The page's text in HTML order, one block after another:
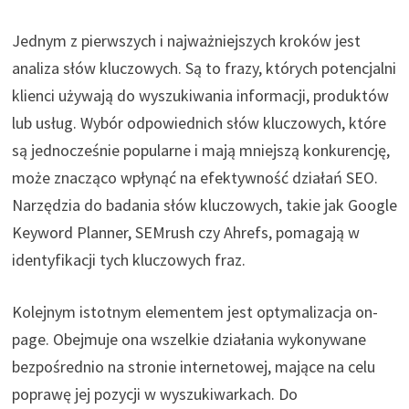
Jednym z pierwszych i najważniejszych kroków jest
analiza słów kluczowych. Są to frazy, których potencjalni
klienci używają do wyszukiwania informacji, produktów
lub usług. Wybór odpowiednich słów kluczowych, które
są jednocześnie popularne i mają mniejszą konkurencję,
może znacząco wpłynąć na efektywność działań SEO.
Narzędzia do badania słów kluczowych, takie jak Google
Keyword Planner, SEMrush czy Ahrefs, pomagają w
identyfikacji tych kluczowych fraz.
Kolejnym istotnym elementem jest optymalizacja on-
page. Obejmuje ona wszelkie działania wykonywane
bezpośrednio na stronie internetowej, mające na celu
poprawę jej pozycji w wyszukiwarkach. Do